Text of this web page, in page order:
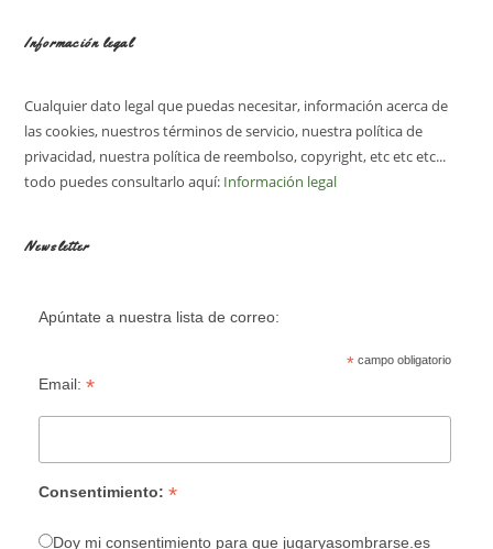
Información legal
Cualquier dato legal que puedas necesitar, información acerca de
las cookies, nuestros términos de servicio, nuestra política de
privacidad, nuestra política de reembolso, copyright, etc etc etc...
todo puedes consultarlo aquí: Información legal
Newsletter
Apúntate a nuestra lista de correo:
*campo obligatorio
Email: *
Consentimiento: *
Doy mi consentimiento para que jugaryasombrarse.es